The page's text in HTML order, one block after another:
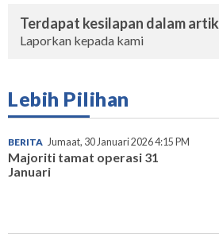
Terdapat kesilapan dalam
Laporkan kepada kami
Lebih Pilihan
BERITA Jumaat, 30 Januari 2026 4:15 PM
Majoriti tamat operasi 31
Januari